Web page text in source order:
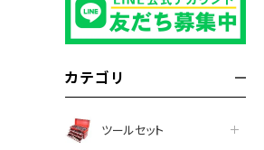
カテゴリ
ツールセット